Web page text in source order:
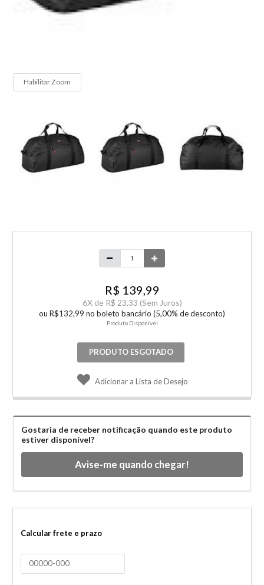
Habilitar Zoom
R$ 139,99
6X de R$ 23,33 (Sem Juros)
ou R$132,99 no boleto bancário (5,00% de desconto)
Produto Disponível
PRODUTO ESGOTADO
Adicionar a Lista de Desejo
Gostaria de receber notificação quando este produto
estiver disponível?
Avise-me quando chegar!
Calcular frete e prazo